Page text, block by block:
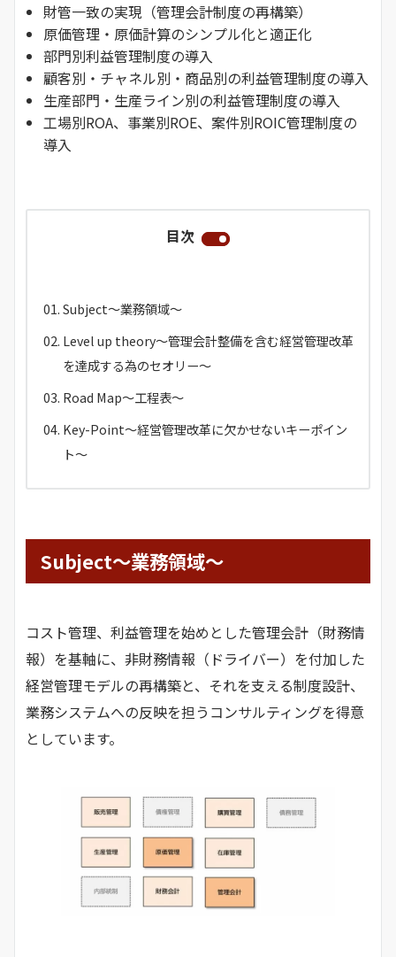
財管一致の実現（管理会計制度の再構築）
原価管理・原価計算のシンプル化と適正化
部門別利益管理制度の導入
顧客別・チャネル別・商品別の利益管理制度の導入
生産部門・生産ライン別の利益管理制度の導入
工場別ROA、事業別ROE、案件別ROIC管理制度の
導入
目次
Subject～業務領域～
Level up theory～管理会計整備を含む経営管理改革
を達成する為のセオリー～
Road Map～工程表～
Key-Point～経営管理改革に欠かせないキーポイン
ト～
Subject～業務領域～
コスト管理、利益管理を始めとした管理会計（財務情
報）を基軸に、非財務情報（ドライバー）を付加した
経営管理モデルの再構築と、それを支える制度設計、
業務システムへの反映を担うコンサルティングを得意
としています。